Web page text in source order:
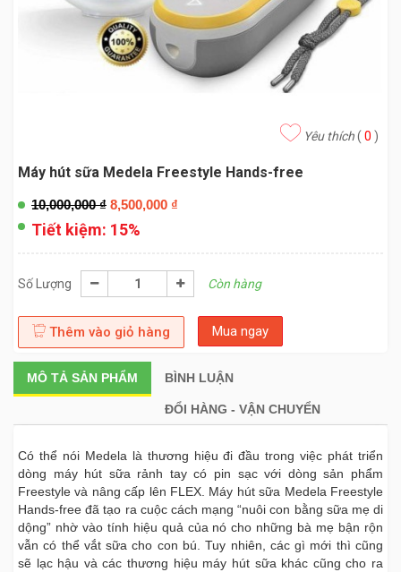
Yêu thích( 0 )
Máy hút sữa Medela Freestyle Hands-free
10,000,000₫ 8,500,000 ₫
Tiết kiệm: 15%
Số Lượng Còn hàng
Thêm vào giỏ hàng Mua ngay
MÔ TẢ SẢN PHẨM BÌNH LUẬN
ĐỔI HÀNG - VẬN CHUYỂN
Có thể nói Medela là thương hiệu đi đầu trong việc phát triển
dòng máy hút sữa rảnh tay có pin sạc với dòng sản phẩm
Freestyle và nâng cấp lên FLEX. Máy hút sữa Medela Freestyle
Hands-free đã tạo ra cuộc cách mạng “nuôi con bằng sữa mẹ di
dộng” nhờ vào tính hiệu quả của nó cho những bà mẹ bận rộn
vẫn có thể vắt sữa cho con bú. Tuy nhiên, các gì mới thì cũng
sẽ lạc hậu và các thương hiệu máy hút sữa khác cũng cho ra